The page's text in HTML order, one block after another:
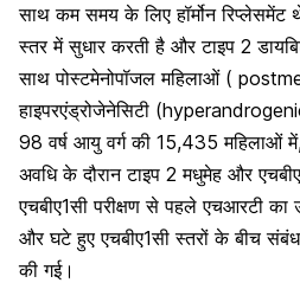
साथ कम समय के लिए हॉर्मोन रिप्लेसमेंट
स्तर में सुधार करती है औरटाइप 2
साथ पोस्टमेनोपॉजल महिलाओं (
हाइपरएंड्रोजेनेसिटी
98 वर्ष आयु वर्ग की 15,435 महिलाओं
अवधि के दौरान टाइप 2 मधुमेह और
एचबीए1सी परीक्षण से पहले एचआरटी
और घटे हुए एचबीए1सी स्तरों के बीच
की गई।